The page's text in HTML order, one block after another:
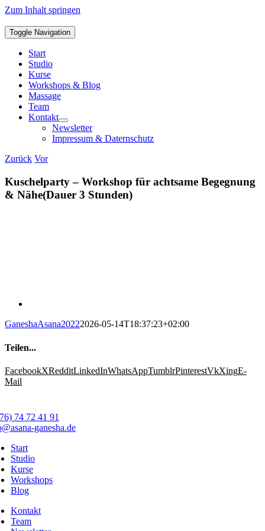
Zum Inhalt springen
Toggle Navigation
Start
Studio
Kurse
Workshops & Blog
Massage
Team
Kontakt
Newsletter
Impressum & Daternschutz
Zurück Vor
Kuschelparty – Workshop für achtsame Begegnung
& Nähe(Dauer 3 Stunden)
GaneshaAsana20222026-05-14T18:37:23+02:00
Teilen...
FacebookXRedditLinkedInWhatsAppTumblrPinterestVkXingE-
Mail
74 72 41 91
ganesha.de
Start
Studio
Kurse
Workshops
Blog
Kontakt
Team